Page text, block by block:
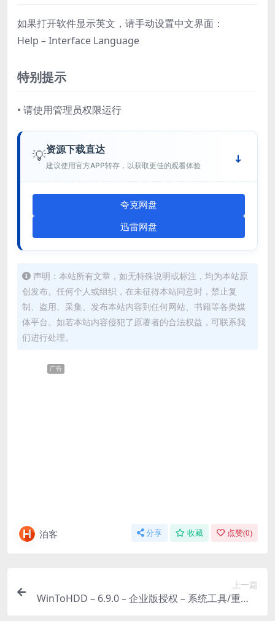
如果打开软件显示英文，请手动设置中文界面：
Help – Interface Language
特别提示
• 请使用管理员权限运行
💡资源下载直达
建议使用官方APP转存，以获取更佳的观看体验
夸克网盘
迅雷网盘
声明：本站所有文章，如无特殊说明或标注，均为本站原
创发布。任何个人或组织，在未征得本站同意时，禁止复
制、盗用、采集、发布本站内容到任何网站、书籍等各类媒
体平台。如若本站内容侵犯了原著者的合法权益，可联系我
们进行处理。
广告
泊客 分享 收藏 点赞(0)
上一篇
WinToHDD – 6.9.0 – 企业版授权 – 系统工具/重装 –